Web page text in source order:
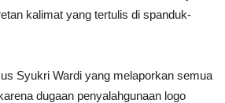
kalimat yang tertulis di spanduk-
Syukri Wardi yang melaporkan semua
dugaan penyalahgunaan logo